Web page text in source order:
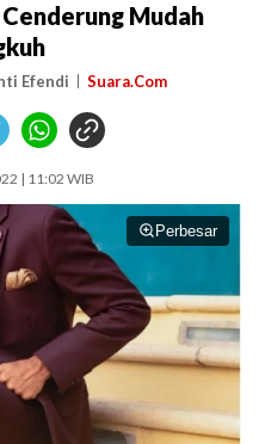
Mudah
Efendi Suara.Com
| 11:02 WIB
Perbesar